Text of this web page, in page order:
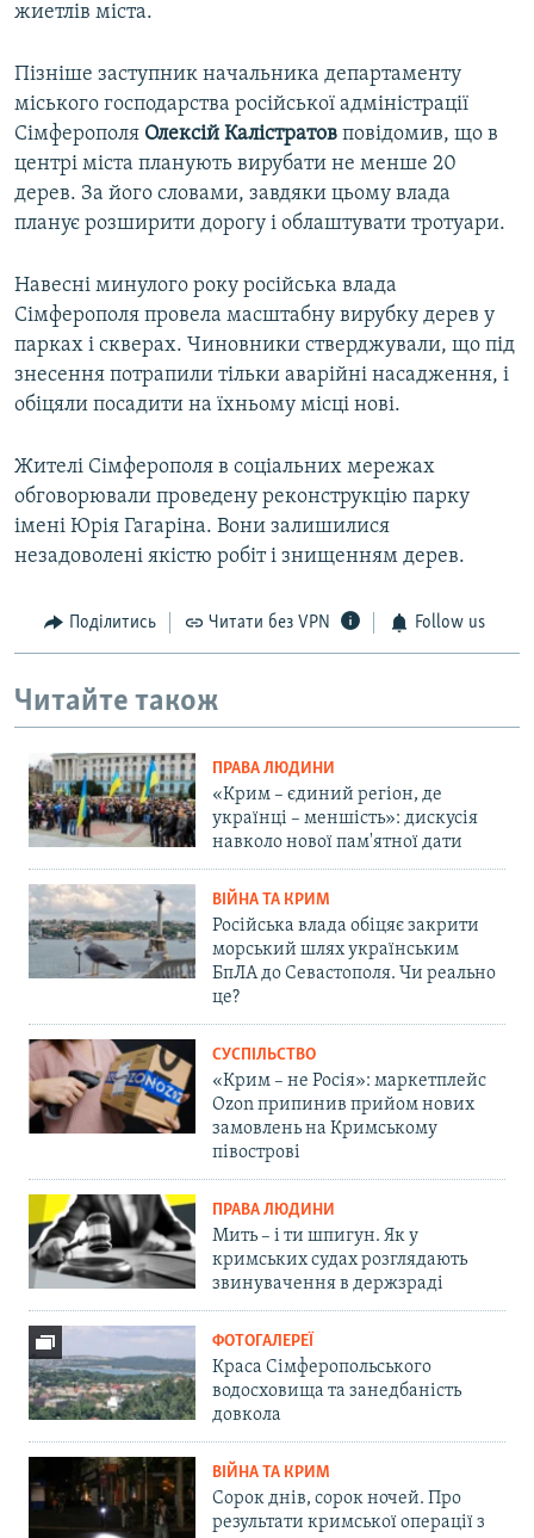
жиетлів міста.
Пізніше заступник начальника департаменту
міського господарства російської адміністрації
Сімферополя Олексій Калістратов повідомив, що в
центрі міста планують вирубати не менше 20
дерев. За його словами, завдяки цьому влада
планує розширити дорогу і облаштувати тротуари.
Навесні минулого року російська влада
Сімферополя провела масштабну вирубку дерев у
парках і скверах. Чиновники стверджували, що під
знесення потрапили тільки аварійні насадження, і
обіцяли посадити на їхньому місці нові.
Жителі Сімферополя в соціальних мережах
обговорювали проведену реконструкцію парку
імені Юрія Гагаріна. Вони залишилися
незадоволені якістю робіт і знищенням дерев.
Поділитись Читати без VPN Follow us
Читайте також
ПРАВА ЛЮДИНИ
«Крим – єдиний регіон, де
українці – меншість»: дискусія
навколо нової пам'ятної дати
ВІЙНА ТА КРИМ
Російська влада обіцяє закрити
морський шлях українським
БпЛА до Севастополя. Чи реально
це?
СУСПІЛЬСТВО
«Крим – не Росія»: маркетплейс
Ozon припинив прийом нових
замовлень на Кримському
півострові
ПРАВА ЛЮДИНИ
Мить – і ти шпигун. Як у
кримських судах розглядають
звинувачення в держзраді
ФОТОГАЛЕРЕЇ
Краса Сімферопольського
водосховища та занедбаність
довкола
ВІЙНА ТА КРИМ
Сорок днів, сорок ночей. Про
результати кримської операції з